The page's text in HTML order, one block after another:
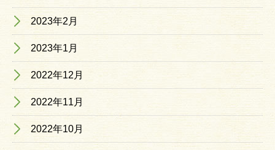
2023年2月
2023年1月
2022年12月
2022年11月
2022年10月